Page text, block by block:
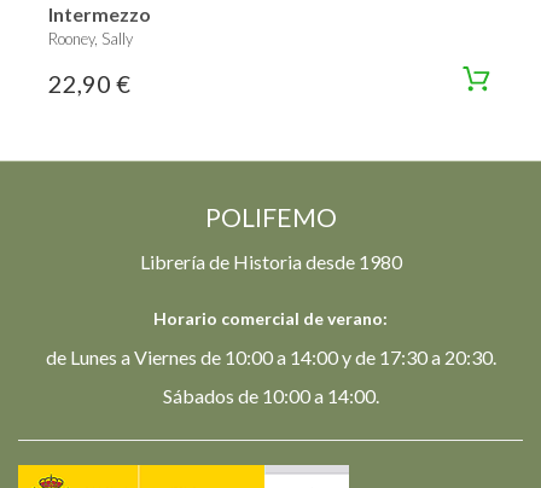
Intermezzo
Rooney, Sally
22,90 €
POLIFEMO
Librería de Historia desde 1980
Horario comercial de verano:
de Lunes a Viernes de 10:00 a 14:00 y de 17:30 a 20:30.
Sábados de 10:00 a 14:00.